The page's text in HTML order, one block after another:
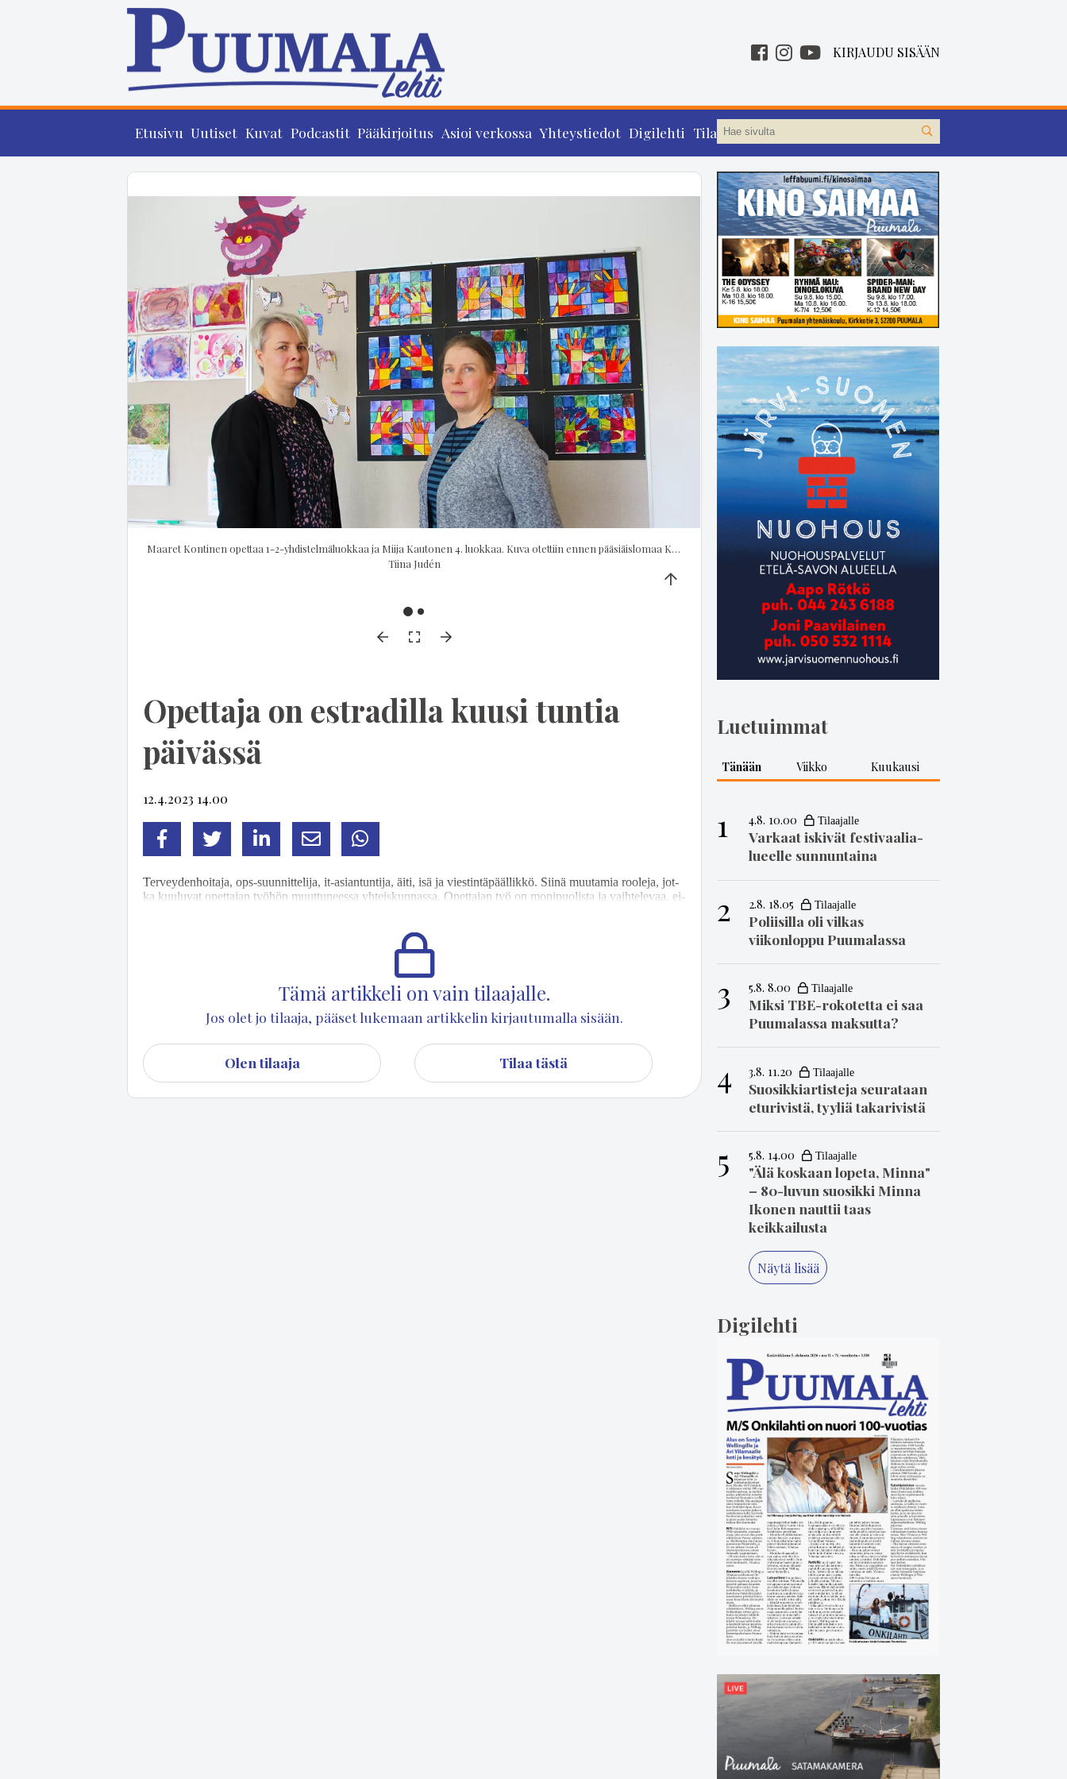
KIRJAUDU SISÄÄN
Etusivu Uutiset Kuvat Podcastit Pääkirjoitus Asioi verkossa Yhteystiedot Digilehti Tilaa
Maaret Kontinen opettaa 1-2-yhdistelmäluokkaa ja Miija Kautonen 4. luokkaa. Kuva otettiin ennen pääsiäislomaa Kautosen luokassa.
Tiina Judén
Opettaja on estradilla kuusi tuntia
päivässä
12.4.2023 14.00
FacebookTwitterLinkedInSähköpostiWhatsapp
Ter­vey­den­hoi­ta­ja, ops-suun­nit­te­li­ja, it-asi­an­tun­ti­ja, äi­ti, isä ja vies­tin­tä­pääl­lik­kö. Sii­nä muu­ta­mia roo­le­ja, jot­
ka kuu­lu­vat opet­ta­jan työ­hön muut­tu­nees­sa yh­teis­kun­nas­sa. Opet­ta­jan työ on mo­ni­puo­lis­ta ja vaih­te­le­vaa, ei­
Tämä artikkeli on vain tilaajalle.
Jos olet jo tilaaja, pääset lukemaan artikkelin kirjautumalla sisään.
Olen tilaaja Tilaa tästä
Luetuimmat
Tänään Viikko Kuukausi
1 4.8. 10.00
Varkaat iskivät festivaa­li­a­
lueelle sunnuntaina
2 2.8. 18.05
Poliisilla oli vilkas
viikonloppu Puumalassa
3 5.8. 8.00
Miksi TBE-rokotetta ei saa
Puumalassa maksutta?
4 3.8. 11.20
Suosikkiartisteja seurataan
eturivistä, tyyliä takarivistä
5 5.8. 14.00
"Älä koskaan lopeta, Minna"
– 80-luvun suosikki Minna
Ikonen nauttii taas
keikkailusta
Näytä lisää
Digilehti